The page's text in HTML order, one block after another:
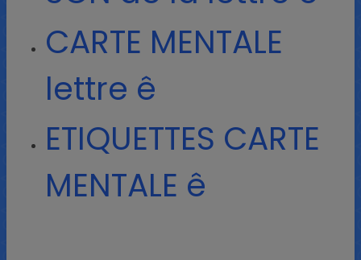
CARTE MENTALE
lettre ê
ETIQUETTES CARTE
MENTALE ê